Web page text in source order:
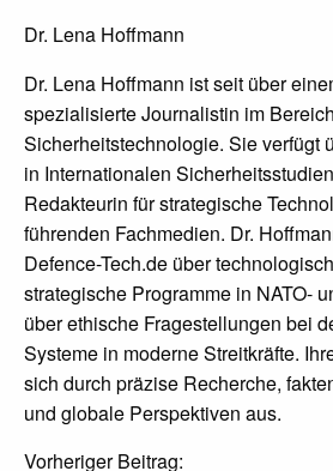
Dr. Lena Hoffmann
Dr. Lena Hoffmann ist seit über
spezialisierte Journalistin im
Sicherheitstechnologie. Sie verfügt
in Internationalen
Redakteurin für strategische
führenden Fachmedien. Dr.
Defence-Tech.de über
strategische Programme in NATO-
über ethische Fragestellungen bei
Systeme in moderne Streitkräfte.
sich durch präzise Recherche,
und globale Perspektiven aus.
Post
Vorheriger Beitrag: